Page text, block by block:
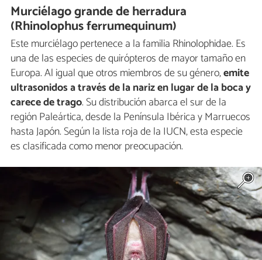
Murciélago grande de herradura
(Rhinolophus ferrumequinum)
Este murciélago pertenece a la familia Rhinolophidae. Es
una de las especies de quirópteros de mayor tamaño en
Europa. Al igual que otros miembros de su género,emite
ultrasonidos a través de la nariz en lugar de la boca y
carece de trago. Su distribución abarca el sur de la
región Paleártica, desde la Península Ibérica y Marruecos
hasta Japón. Según la lista roja de la IUCN, esta especie
es clasificada como menor preocupación.